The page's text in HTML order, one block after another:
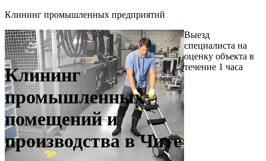
Клининг промышленных предприятий
Клининг
промышленных
помещений и
производствав Чите
Выезд
специалиста на
оценку объекта в
течение 1 часа